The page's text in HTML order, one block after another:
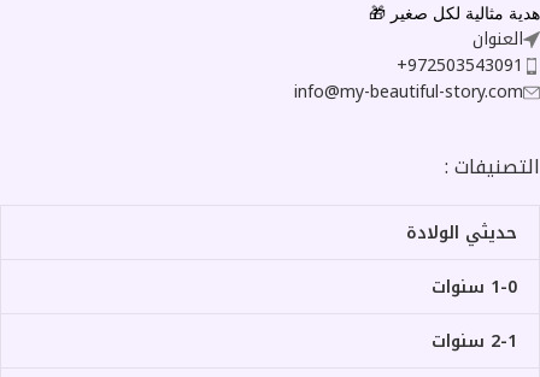
هدية مثالية لكل صغير 🎁
العنوان
972503543091+
info@my-beautiful-story.com
التصنيفات :
حديثي الولادة
1-0 سنوات
2-1 سنوات